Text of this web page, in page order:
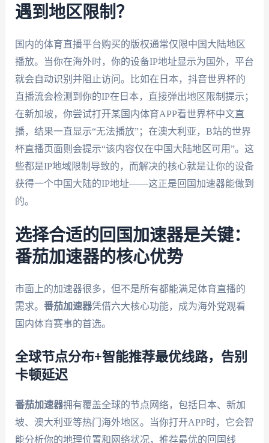
遇到地区限制？
国内的体育直播平台购买的版权通常仅限中国大陆地区
播放。当你在海外时，你的设备IP地址显示为国外，平台
就会自动识别并阻止访问。比如在日本，抖音世界杯的
直播流会检测到你的IP在日本，直接弹出地区限制提示；
在新加坡，你尝试打开某国内体育APP看世界杯中文直
播，结果一直显示“无法播放”；在澳大利亚，B站的世界
杯直播页面则会提示“该内容仅在中国大陆地区可用”。这
些都是IP地域限制导致的，而解决的核心就是让你的设备
获得一个中国大陆的IP地址——这正是回国加速器能做到
的。
选择合适的回国加速器是关键：
番茄加速器的核心优势
市面上的加速器很多，但不是所有都能满足体育直播的
需求。 番茄加速器凭借六大核心功能，成为海外党观看
国内体育赛事的首选。
全球节点分布+智能推荐最优线路，告别
卡顿延迟
番茄加速器拥有覆盖全球的节点网络，包括日本、新加
坡、澳大利亚等热门海外地区。当你打开APP时，它会智
能分析你的地理位置和网络状况，推荐最优的回国线